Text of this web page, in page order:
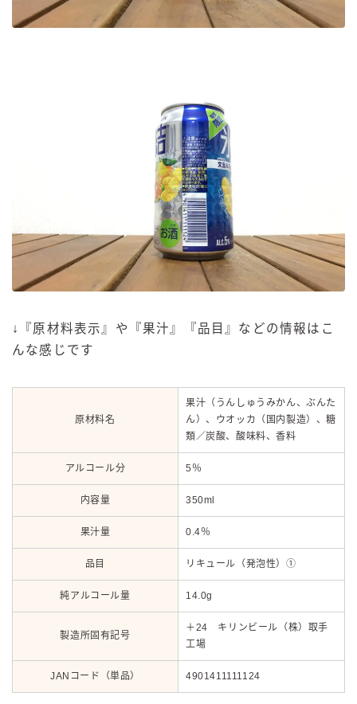
↓『原材料表示』や『果汁』『品目』などの情報はこ
んな感じです
原材料名
果汁（うんしゅうみかん、ぶんた
ん）、ウオッカ（国内製造）、糖
類／炭酸、酸味料、香料
アルコール分 5％
内容量 350ml
果汁量 0.4％
品目 リキュール（発泡性）①
純アルコール量 14.0g
製造所固有記号
＋24 キリンビール（株）取手
工場
JANコード（単品） 4901411111124